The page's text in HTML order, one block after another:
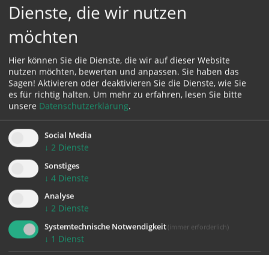
Heilige Drei Könige - Sternsingermesse
In diesem Jahr waren unsere Sternsinger wieder in
Dienste, die wir nutzen
möchten
Hier können Sie die Dienste, die wir auf dieser Website
nutzen möchten, bewerten und anpassen. Sie haben das
Sagen! Aktivieren oder deaktivieren Sie die Dienste, wie Sie
es für richtig halten. Um mehr zu erfahren, lesen Sie bitte
unsere Datenschutzerklärung.
Social Media
↓ 2 Dienste
Sonstiges
↓ 4 Dienste
Analyse
↓ 2 Dienste
Systemtechnische Notwendigkeit (immer erforderlich)
↓ 1 Dienst